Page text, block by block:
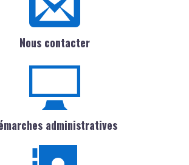
Nous contacter
administratives